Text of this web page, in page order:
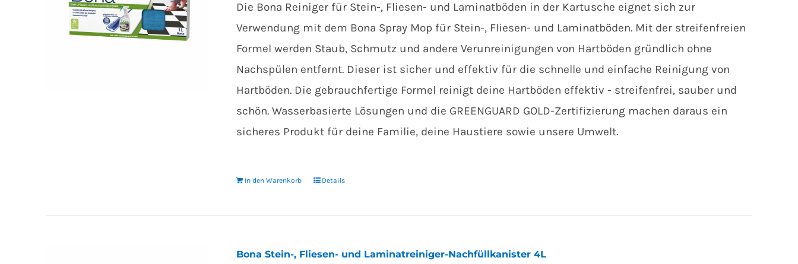
Die Bona Reiniger für Stein-, Fliesen- und Laminatböden in der Kartusche eignet sich zur
Verwendung mit dem Bona Spray Mop für Stein-, Fliesen- und Laminatböden. Mit der streifenfreien
Formel werden Staub, Schmutz und andere Verunreinigungen von Hartböden gründlich ohne
Nachspülen entfernt. Dieser ist sicher und effektiv für die schnelle und einfache Reinigung von
Hartböden. Die gebrauchfertige Formel reinigt deine Hartböden effektiv - streifenfrei, sauber und
schön. Wasserbasierte Lösungen und die GREENGUARD GOLD-Zertifizierung machen daraus ein
sicheres Produkt für deine Familie, deine Haustiere sowie unsere Umwelt.
In den Warenkorb Details
Bona Stein-, Fliesen- und Laminatreiniger-Nachfüllkanister 4L